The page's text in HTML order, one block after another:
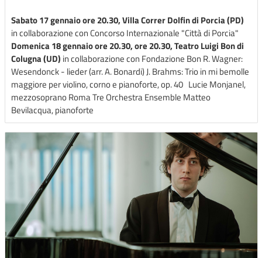
Sabato 17 gennaio ore 20.30, Villa Correr Dolfin di Porcia (PD)
in collaborazione con Concorso Internazionale "Città di Porcia"
Domenica 18 gennaio ore 20.30, ore 20.30, Teatro Luigi Bon di
Colugna (UD) in collaborazione con Fondazione Bon R. Wagner:
Wesendonck - lieder (arr. A. Bonardi) J. Brahms: Trio in mi bemolle
maggiore per violino, corno e pianoforte, op. 40 Lucie Monjanel,
mezzosoprano Roma Tre Orchestra Ensemble Matteo
Bevilacqua, pianoforte